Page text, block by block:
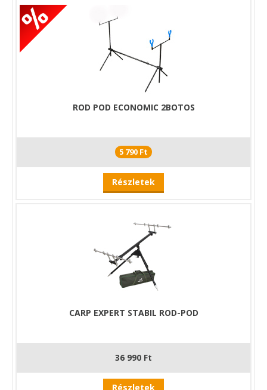
ROD POD ECONOMIC 2BOTOS
5 790 Ft
Részletek
CARP EXPERT STABIL ROD-POD
36 990 Ft
Részletek